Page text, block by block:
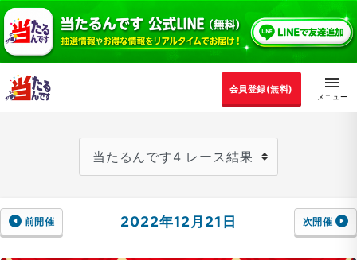
会員登録(無料)
前開催 2022年12月21日 次開催